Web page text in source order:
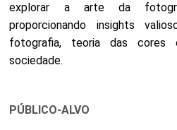
explorar a arte da
proporcionando insights
fotografia, teoria das
sociedade.
PÚBLICO-ALVO